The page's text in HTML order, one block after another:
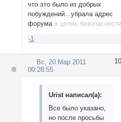
что это было из добрых
побуждений...убрала адрес
форума в целях
-1
10
Вс, 20 Мар 2011
00:28:55
Urist написал(а):
Все было указано,
но после просьбы